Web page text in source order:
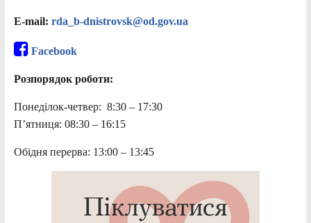
E-mail: rda_b-dnistrovsk@od.gov.ua
Facebook
Розпорядок роботи:
Понеділок-четвер: 8:30 – 17:30
П’ятниця: 08:30 – 16:15
Обідня перерва: 13:00 – 13:45